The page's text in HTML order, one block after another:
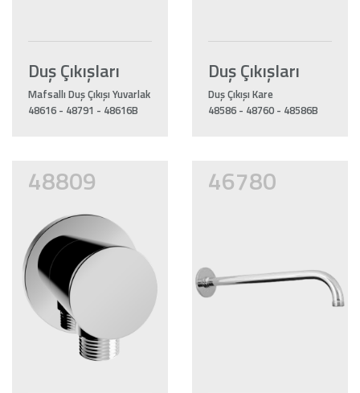
Duş Çıkışları
Mafsallı Duş Çıkışı Yuvarlak
48616 - 48791 - 48616B
Duş Çıkışları
Duş Çıkışı Kare
48586 - 48760 - 48586B
48809 46780